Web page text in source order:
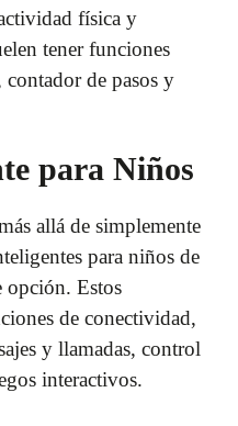
física y
tener funciones
contador de pasos y
para Niños
allá de simplemente
para niños de
opción. Estos
de conectividad,
y llamadas, control
interactivos.